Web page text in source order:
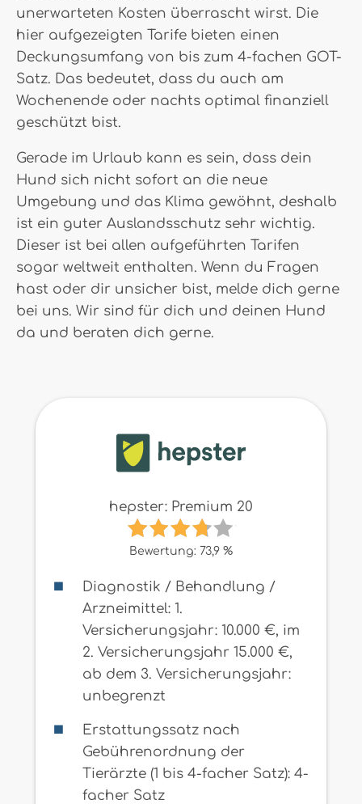
unerwarteten Kosten überrascht wirst. Die
hier aufgezeigten Tarife bieten einen
Deckungsumfang von bis zum 4-fachen GOT-
Satz. Das bedeutet, dass du auch am
Wochenende oder nachts optimal finanziell
geschützt bist.
Gerade im Urlaub kann es sein, dass dein
Hund sich nicht sofort an die neue
Umgebung und das Klima gewöhnt, deshalb
ist ein guter Auslandsschutz sehr wichtig.
Dieser ist bei allen aufgeführten Tarifen
sogar weltweit enthalten. Wenn du Fragen
hast oder dir unsicher bist, melde dich gerne
bei uns. Wir sind für dich und deinen Hund
da und beraten dich gerne.
hepster: Premium 20
Bewertung: 73,9 %
Diagnostik / Behandlung /
Arzneimittel: 1.
Versicherungsjahr: 10.000 €, im
2. Versicherungsjahr 15.000 €,
ab dem 3. Versicherungsjahr:
unbegrenzt
Erstattungssatz nach
Gebührenordnung der
Tierärzte (1 bis 4-facher Satz): 4-
facher Satz